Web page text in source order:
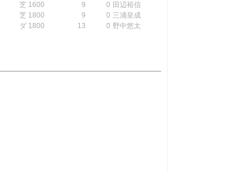
芝 1600 9 0 田辺裕信
芝 1800 9 0 三浦皇成
ダ 1800 13 0 野中悠太